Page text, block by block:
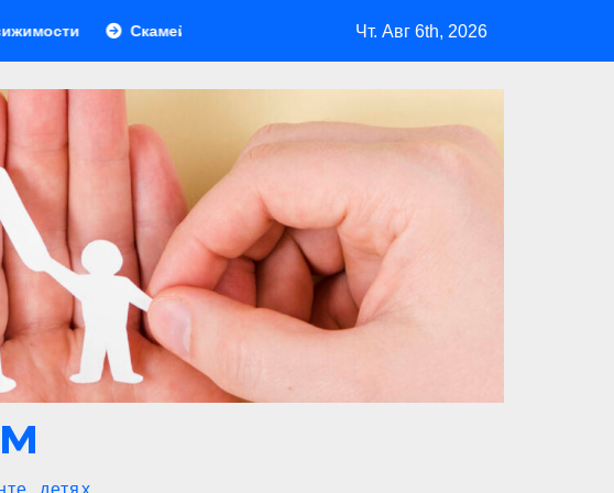
для зоны барбекю: удобство и безопасность на участке Madmetal.ru
Чт. Авг 6th, 2026
детях